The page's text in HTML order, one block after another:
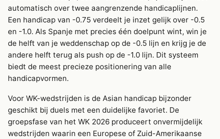
automatisch over twee aangrenzende handicaplijnen.
Een handicap van -0.75 verdeelt je inzet gelijk over -0.5
en -1.0. Als Spanje met precies één doelpunt wint, win je
de helft van je weddenschap op de -0.5 lijn en krijg je de
andere helft terug als push op de -1.0 lijn. Dit systeem
biedt de meest precieze positionering van alle
handicapvormen.
Voor WK-wedstrijden is de Asian handicap bijzonder
geschikt bij duels met een duidelijke favoriet. De
groepsfase van het WK 2026 produceert onvermijdelijk
wedstrijden waarin een Europese of Zuid-Amerikaanse